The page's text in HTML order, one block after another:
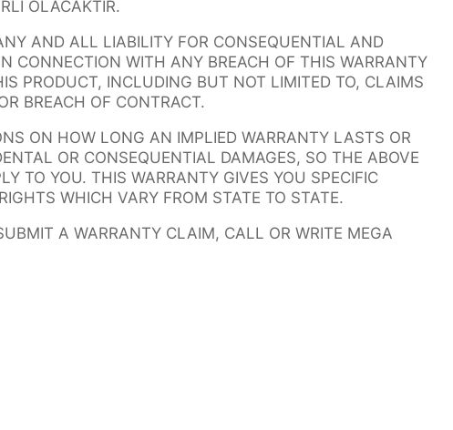
OLACAKTIR.
AND ALL LIABILITY FOR CONSEQUENTIAL AND
CONNECTION WITH ANY BREACH OF THIS WARRANTY
PRODUCT, INCLUDING BUT NOT LIMITED TO, CLAIMS
BREACH OF CONTRACT.
ON HOW LONG AN IMPLIED WARRANTY LASTS OR
OR CONSEQUENTIAL DAMAGES, SO THE ABOVE
TO YOU. THIS WARRANTY GIVES YOU SPECIFIC
WHICH VARY FROM STATE TO STATE.
A WARRANTY CLAIM, CALL OR WRITE MEGA